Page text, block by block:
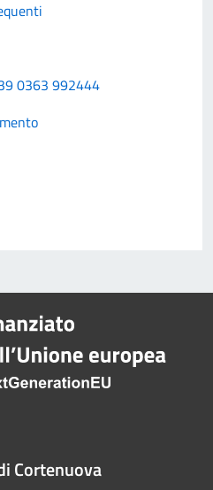
0363 992444
Cortenuova